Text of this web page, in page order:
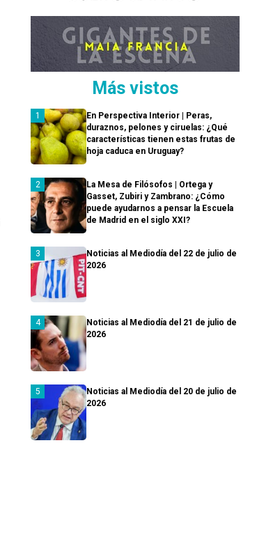
Más vistos
En Perspectiva Interior | Peras,
duraznos, pelones y ciruelas: ¿Qué
características tienen estas frutas de
hoja caduca en Uruguay?
La Mesa de Filósofos | Ortega y
Gasset, Zubiri y Zambrano: ¿Cómo
puede ayudarnos a pensar la Escuela
de Madrid en el siglo XXI?
Noticias al Mediodía del 22 de julio de
2026
Noticias al Mediodía del 21 de julio de
2026
Noticias al Mediodía del 20 de julio de
2026